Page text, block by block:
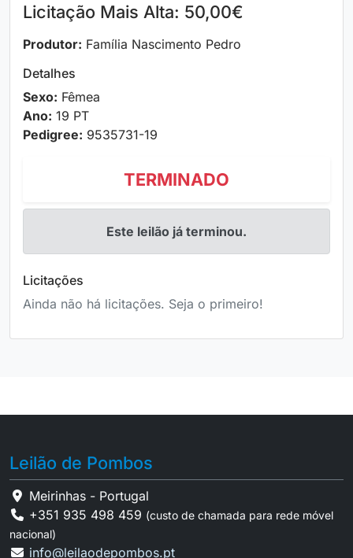
Licitação Mais Alta: 50,00€
Produtor: Família Nascimento Pedro
Detalhes
Sexo: Fêmea
Ano: 19 PT
Pedigree: 9535731-19
TERMINADO
Este leilão já terminou.
Licitações
Ainda não há licitações. Seja o primeiro!
Leilão de Pombos
Meirinhas - Portugal
+351 935 498 459 (custo de chamada para rede móvel
nacional)
info@leilaodepombos.pt